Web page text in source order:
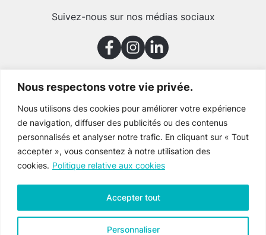
Nous respectons votre vie privée.
Nous utilisons des cookies pour améliorer votre expérience
de navigation, diffuser des publicités ou des contenus
personnalisés et analyser notre trafic. En cliquant sur « Tout
accepter », vous consentez à notre utilisation des
cookies. Politique relative aux cookies
Personnaliser
Accepter tout
Suivez-nous sur nos médias sociaux
Merci à nos partenaires